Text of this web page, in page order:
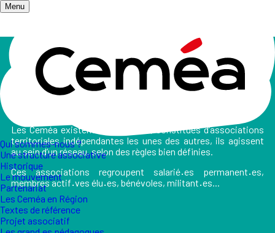
Menu
Qui sommes-nous ?
Une structure associative
Historique
Le mouvement
Partenariat
Les Ceméa en Région
Textes de référence
Projet associatif
Accueil/ Qui sommes-nous ? / Une structure associative
Une structure associative
Les Ceméa existent depuis 1937 ; constitués d’associations
territoriales indépendantes les unes des autres, ils agissent
au sein d’un réseau, selon des règles bien définies.
Ces associations regroupent salarié·es permanent·es,
membres actif·ves élu·es, bénévoles, militant·es...